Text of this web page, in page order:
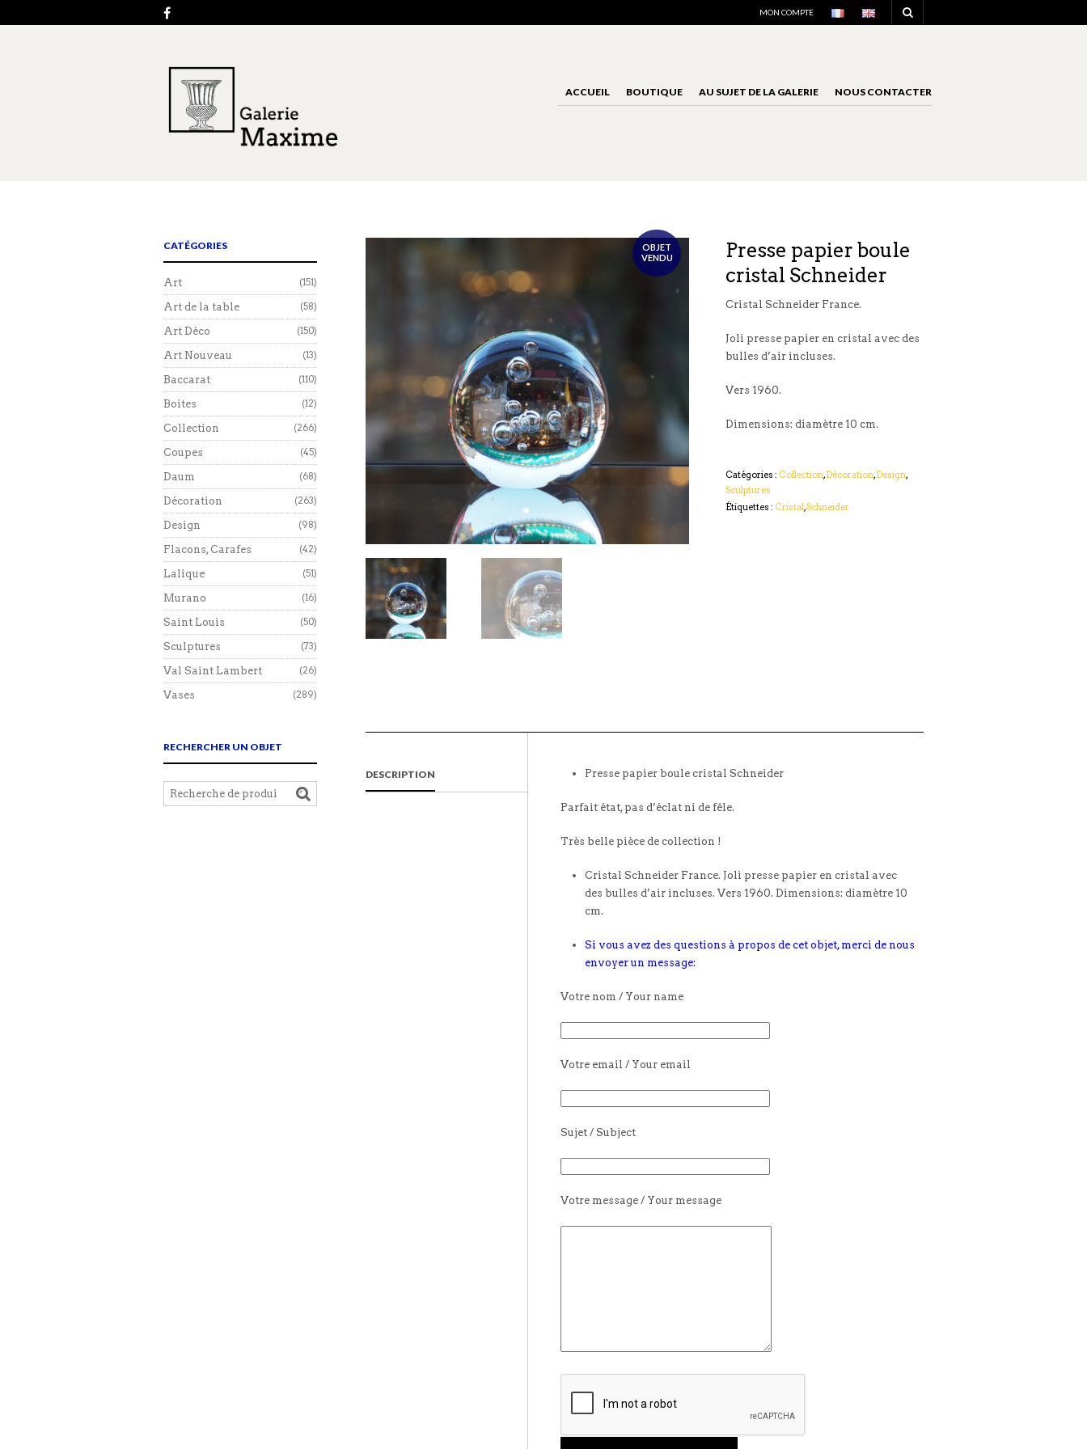
MON COMPTE
ACCUEIL BOUTIQUE AU SUJET DE LA GALERIE NOUS CONTACTER
OBJET
VENDU
Presse papier boule
cristal Schneider
Cristal Schneider France.
Joli presse papier en cristal avec des
bulles d’air incluses.
Vers 1960.
Dimensions: diamètre 10 cm.
Catégories : Collection,Décoration,Design,
Sculptures
Étiquettes : Cristal,Schneider
DESCRIPTION Presse papier boule cristal Schneider
Parfait état, pas d’éclat ni de fêle.
Très belle pièce de collection !
Cristal Schneider France. Joli presse papier en cristal avec
des bulles d’air incluses. Vers 1960. Dimensions: diamètre 10
cm.
Si vous avez des questions à propos de cet objet, merci de nous
envoyer un message:
Votre nom / Your name
Votre email / Your email
Sujet / Subject
Votre message / Your message
CATÉGORIES
Art (151)
Art de la table (58)
Art Déco (150)
Art Nouveau (13)
Baccarat (110)
Boites (12)
Collection (266)
Coupes (45)
Daum (68)
Décoration (263)
Design (98)
Flacons, Carafes (42)
Lalique (51)
Murano (16)
Saint Louis (50)
Sculptures (73)
Val Saint Lambert (26)
Vases (289)
RECHERCHER UN OBJET